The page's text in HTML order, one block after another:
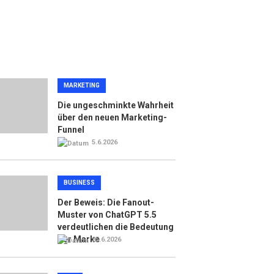
MARKETING
Die ungeschminkte Wahrheit
über den neuen Marketing-
Funnel
5.6.2026
BUSINESS
Der Beweis: Die Fanout-
Muster von ChatGPT 5.5
verdeutlichen die Bedeutung
der Marke25.6.2026